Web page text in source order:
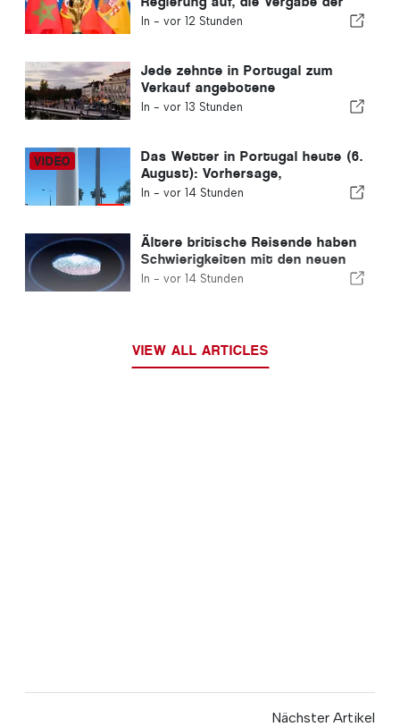
Fußball-WM 2030 an Marokko
In - vor 12 Stunden
Jede zehnte in Portugal zum
Verkauf angebotene
Wohnimmobilie wird in weniger
In - vor 13 Stunden
Das Wetter in Portugal heute (6.
August): Vorhersage,
Temperaturen und was Sie
In - vor 14 Stunden
Ältere britische Reisende haben
Schwierigkeiten mit den neuen
Fingerabdruckkontrollen der
In - vor 14 Stunden
VIEW ALL ARTICLES
Nächster Artikel